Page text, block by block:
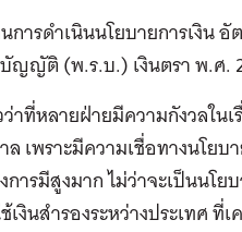
การดำเนินนโยบายการเงิน
ญญัติ (พ.ร.บ.) เงินตรา พ.ศ.
าที่หลายฝ่ายมีความกังวลใน
เพราะมีความเชื่อทางนโย
ารมีสูงมาก ไม่ว่าจะเป็นนโย
เงินสำรองระหว่างประเทศ